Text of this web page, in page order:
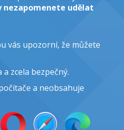
nezapomenete udělat
vás upozorní, že můžete
zcela bezpečný.
a neobsahuje